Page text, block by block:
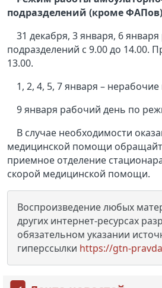
подразделений (кроме
31 декабря, 3 января, 6 января
подразделений с 9.00 до 14.00.
13.00.
1, 2, 4, 5, 7 января –
9 января рабочий день по
В случае необходимости
медицинской помощи
приемное отделение
скорой медицинской помощи.
Воспроизведение любых
других интернет-ресурсах
обязательном указании
гиперссылки https://gtn-